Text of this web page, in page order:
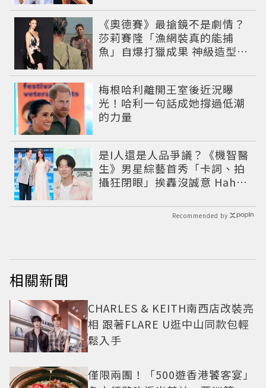
《奧德賽》最搶鏡不是劇情？
莎莉賽隆「漁網裝真的能捕
魚」自爆打獵成果 神級造型美
梅根哈利離開王室後近況曝
光！哈利一句話成她撐過低潮
的力量
是I人還是人品爭議？《機智醫
生》男星綜藝首秀「卡詞、拍
攝狂閉眼」挨轟沒誠意 Haha
Recommended by
相關新聞
CHARLES & KEITH南西店改裝亮
相 跟著FLARE U逛中山同款包輕
鬆入手
僅限兩團！「500遊香港饕客宴」